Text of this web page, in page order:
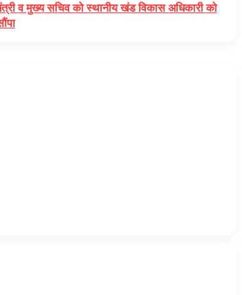
व मुख्य सचिव को स्थानीय खंड विकास अधिकारी को